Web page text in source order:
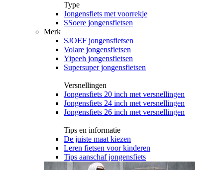
Type
Jongensfiets met voorrekje
SSoere jongensfietsen
Merk
SJOEF jongensfietsen
Volare jongensfietsen
Yipeeh jongensfietsen
Supersuper jongensfietsen
Versnellingen
Jongensfiets 20 inch met versnellingen
Jongensfiets 24 inch met versnellingen
Jongensfiets 26 inch met versnellingen
Tips en informatie
De juiste maat kiezen
Leren fietsen voor kinderen
Tips aanschaf jongensfiets